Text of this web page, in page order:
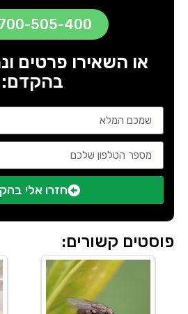
505-400
או השאירו פרטים
בהקדם:
חזרו אלי
פוסטים קשורים: